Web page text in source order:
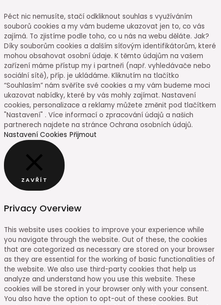
Péct nic nemusíte, stačí odkliknout souhlas s využíváním
souborů cookies a my vám budeme ukazovat jen to, co vás
zajímá. To zjistíme podle toho, co u nás na webu děláte. Jak?
Díky souborům cookies a dalším síťovým identifikátorům, které
mohou obsahovat osobní údaje. K těmto údajům na vašem
zařízení máme přístup my i partneři (např. vyhledávače nebo
sociální sítě), příp. je ukládáme. Kliknutím na tlačítko
“Souhlasím” nám svěříte své cookies a my vám budeme moci
ukazovat nabídky, které by vás mohly zajímat. Nastavení
cookies, personalizace a reklamy můžete změnit pod tlačítkem
"Nastavení" . Více informací o zpracování údajů a našich
partnerech najdete na stránce Ochrana osobních údajů.
Nastavení Cookies Přijmout
ZAVŘÍT
Privacy Overview
This website uses cookies to improve your experience while
you navigate through the website. Out of these, the cookies
that are categorized as necessary are stored on your browser
as they are essential for the working of basic functionalities of
the website. We also use third-party cookies that help us
analyze and understand how you use this website. These
cookies will be stored in your browser only with your consent.
You also have the option to opt-out of these cookies. But